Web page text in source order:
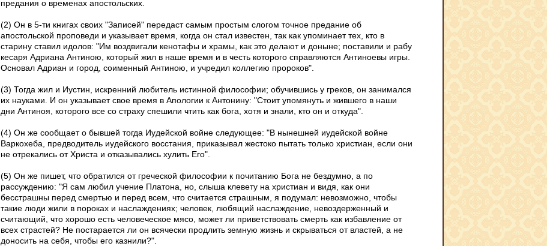
предания о временах апостольских.
(2) Он в 5-ти книгах своих "Записей" передаст самым простым слогом точное предание об
апостольской проповеди и указывает время, когда он стал известен, так как упоминает тех, кто в
старину ставил идолов: "Им воздвигали кенотафы и храмы, как это делают и доныне; поставили и рабу
кесаря Адриана Антиною, который жил в наше время и в честь которого справляются Антиноевы игры.
Основал Адриан и город, соименный Антиною, и учредил коллегию пророков".
(3) Тогда жил и Иустин, искренний любитель истинной философии; обучившись у греков, он занимался
их науками. И он указывает свое время в Апологии к Антонину: "Стоит упомянуть и жившего в наши
дни Антиноя, которого все со страху спешили чтить как бога, хотя и знали, кто он и откуда".
(4) Он же сообщает о бывшей тогда Иудейской войне следующее: "В нынешней иудейской войне
Варкохеба, предводитель иудейского восстания, приказывал жестоко пытать только христиан, если они
не отрекались от Христа и отказывались хулить Его".
(5) Он же пишет, что обратился от греческой философии к почитанию Бога не бездумно, а по
рассуждению: "Я сам любил учение Платона, но, слыша клевету на христиан и видя, как они
бесстрашны перед смертью и перед всем, что считается страшным, я подумал: невозможно, чтобы
такие люди жили в пороках и наслаждениях; человек, любящий наслаждение, невоздерженный и
считающий, что хорошо есть человеческое мясо, может ли приветствовать смерть как избавление от
всех страстей? Не постарается ли он всячески продлить земную жизнь и скрываться от властей, а не
доносить на себя, чтобы его казнили?".